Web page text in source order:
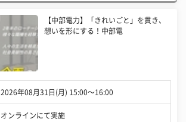
【中部電力】「きれいごと」を貫き、
想いを形にする！中部電
2026年08月31日(月) 15:00〜16:00
オンラインにて実施